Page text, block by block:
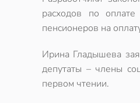
расходов по
пенсионеров на
Ирина Гладышева
депутаты – члены
первом чтении.